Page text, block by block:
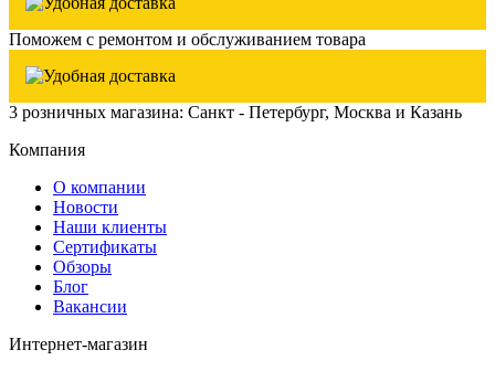
Поможем с ремонтом и обслуживанием товара
3 розничных магазина: Санкт - Петербург, Москва и Казань
Компания
О компании
Новости
Наши клиенты
Сертификаты
Обзоры
Блог
Вакансии
Интернет-магазин